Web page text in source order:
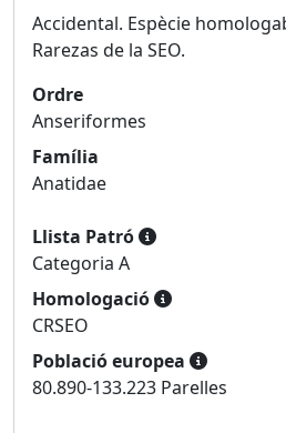
Accidental. Espècie
Rarezas de la SEO.
Ordre
Anseriformes
Família
Anatidae
Llista Patró
Categoria A
Homologació
CRSEO
Població europea
80.890-133.223 Parelles